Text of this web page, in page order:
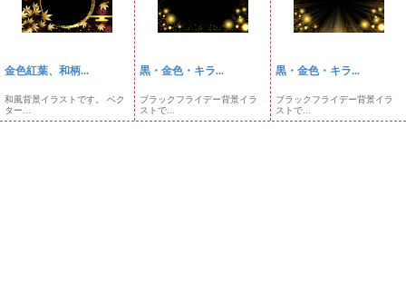
金色紅葉、和柄...
和風背景イラストです。 ベク
ター...
黒・金色・キラ...
ブラックフライデー背景イラ
ストで...
黒・金色・キラ...
ブラックフライデー背景イラ
ストで...